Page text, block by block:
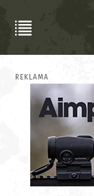
REKLAMA